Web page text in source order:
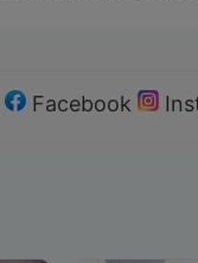
Facebook